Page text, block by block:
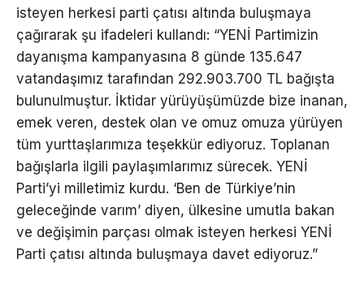
isteyen herkesi parti çatısı altında buluşmaya
çağırarak şu ifadeleri kullandı: “YENİ Partimizin
dayanışma kampanyasına 8 günde 135.647
vatandaşımız tarafından 292.903.700 TL bağışta
bulunulmuştur. İktidar yürüyüşümüzde bize inanan,
emek veren, destek olan ve omuz omuza yürüyen
tüm yurttaşlarımıza teşekkür ediyoruz. Toplanan
bağışlarla ilgili paylaşımlarımız sürecek. YENİ
Parti’yi milletimiz kurdu. ‘Ben de Türkiye’nin
geleceğinde varım’ diyen, ülkesine umutla bakan
ve değişimin parçası olmak isteyen herkesi YENİ
Parti çatısı altında buluşmaya davet ediyoruz.”